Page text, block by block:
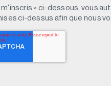
m'inscris » ci-dessous, vous
ci-dessus afin que nous